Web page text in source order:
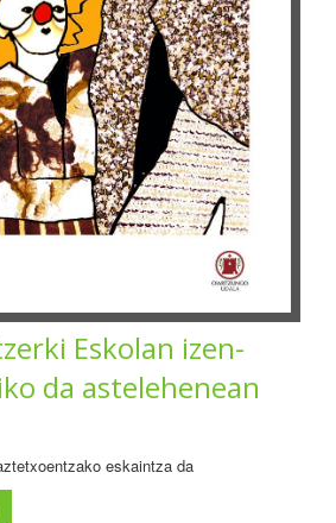
Eskolan izen-
da astelehenean
eskaintza da